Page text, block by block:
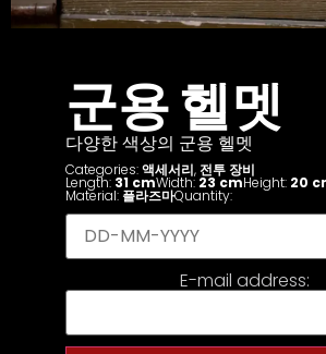
군용 헬멧
다양한 색상의 군용 헬멧
Categories:액세서리, 전투 장비
Length: 31 cmWidth: 23 cmHeight: 20
Material: 플라즈마Quantity:
E-mail address: